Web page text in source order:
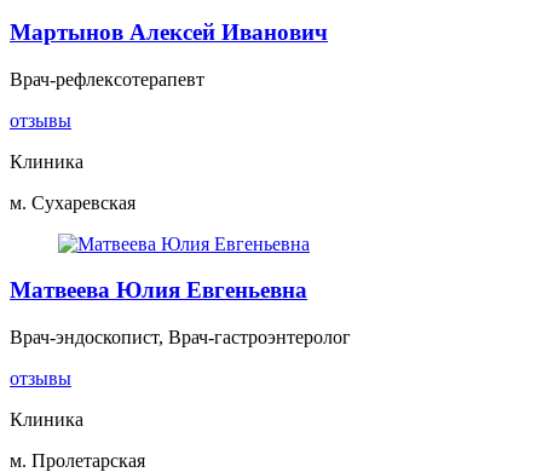
Мартынов Алексей Иванович
Врач-рефлексотерапевт
отзывы
Клиника
м. Сухаревская
Матвеева Юлия Евгеньевна
Врач-эндоскопист, Врач-гастроэнтеролог
отзывы
Клиника
м. Пролетарская